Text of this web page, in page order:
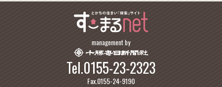
management by
Tel.0155-23-2323
Fax.0155-24-9190